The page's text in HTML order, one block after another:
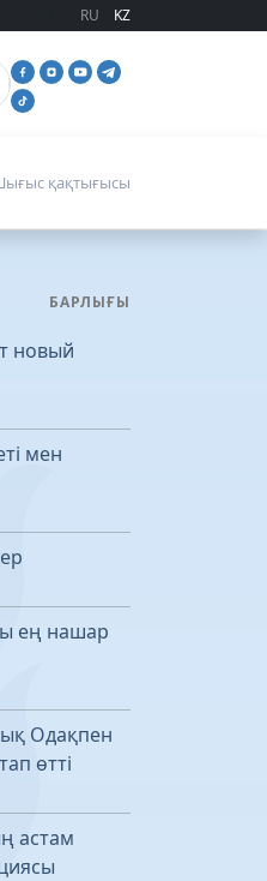
RU KZ
қақтығысы
БАРЛЫҒЫ
новый
мен
ең нашар
Одақпен
өтті
астам